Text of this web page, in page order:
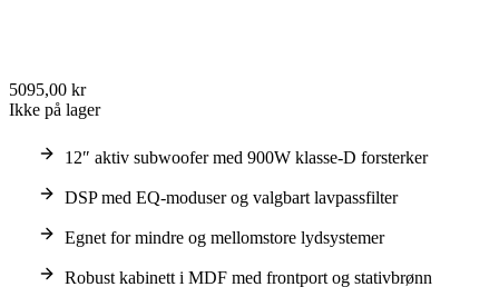
5095,00 kr
Ikke på lager
12″ aktiv subwoofer med 900W klasse-D forsterker
DSP med EQ-moduser og valgbart lavpassfilter
Egnet for mindre og mellomstore lydsystemer
Robust kabinett i MDF med frontport og stativbrønn